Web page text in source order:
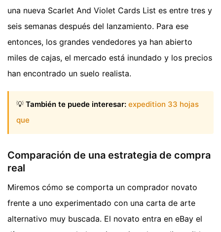
una nueva Scarlet And Violet Cards List es entre tres y
seis semanas después del lanzamiento. Para ese
entonces, los grandes vendedores ya han abierto
miles de cajas, el mercado está inundado y los precios
han encontrado un suelo realista.
💡 También te puede interesar: expedition 33 hojas
que
Comparación de una estrategia de compra
real
Miremos cómo se comporta un comprador novato
frente a uno experimentado con una carta de arte
alternativo muy buscada. El novato entra en eBay el